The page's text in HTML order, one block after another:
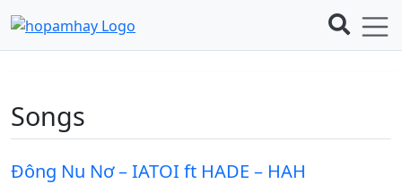
Songs
Đông Nu Nơ – IATOI ft HADE – HAH